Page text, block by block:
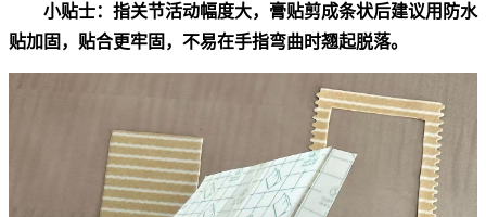
小贴士：指关节活动幅度大，膏贴剪成条状后建议用防水
贴加固，贴合更牢固，不易在手指弯曲时翘起脱落。